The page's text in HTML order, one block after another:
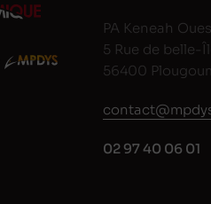
PA Keneah
5 Rue de belle-
56400
02 97 40 06 01